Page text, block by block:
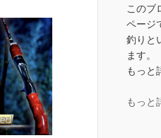
このブ
ページ
釣りと
ます。
もっと
もっと